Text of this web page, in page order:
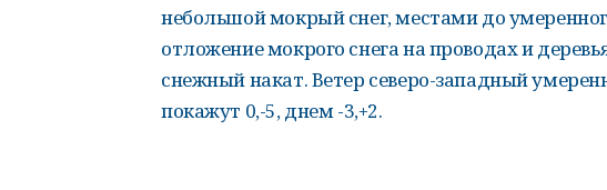
небольшой мокрый снег, местами до
отложение мокрого снега на проводах и
снежный накат. Ветер северо-западный
покажут 0,-5, днем -3,+2.